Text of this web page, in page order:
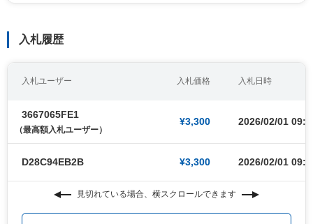
入札履歴
入札ユーザー 入札価格 入札日時
3667065FE1
（最高額入札ユーザー）
¥3,300 2026/02/01
D28C94EB2B ¥3,300 2026/02/01
見切れている場合、横スクロールできます